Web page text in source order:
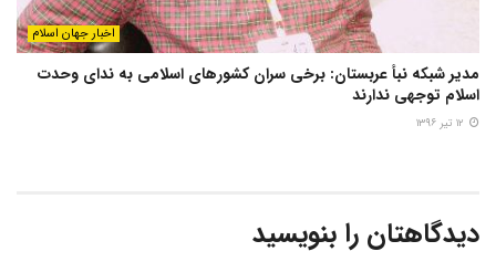
اخبار جهان اسلام
مدیر شبکه نبأ عربستان: برخی سران کشورهای اسلامی به ندای وحدت
اسلام توجهی ندارند
دیدگاهتان را بنویسید